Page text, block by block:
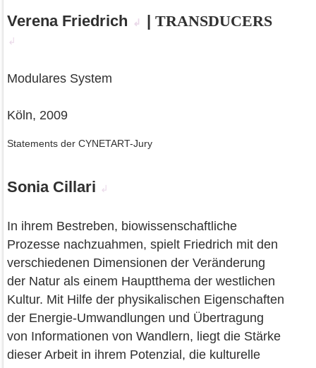
Verena Friedrich ↲ |TRANSDUCERS
↲
Modulares System
Köln, 2009
Statements der CYNETART-Jury
Sonia Cillari ↲
In ihrem Bestreben, biowissenschaftliche
Prozesse nachzuahmen, spielt Friedrich mit den
verschiedenen Dimensionen der Veränderung
der Natur als einem Hauptthema der westlichen
Kultur. Mit Hilfe der physikalischen Eigenschaften
der Energie-Umwandlungen und Übertragung
von Informationen von Wandlern, liegt die Stärke
dieser Arbeit in ihrem Potenzial, die kulturelle